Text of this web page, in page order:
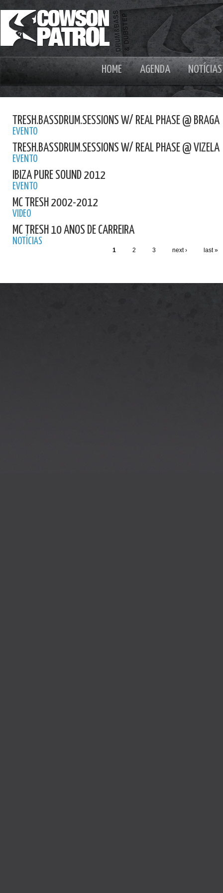
HOME AGENDA NOTÍCIAS
TRESH.BASSDRUM.SESSIONS W/ REAL PHASE @ BRAGA
EVENTO
TRESH.BASSDRUM.SESSIONS W/ REAL PHASE @ VIZELA
EVENTO
IBIZA PURE SOUND 2012
EVENTO
MC TRESH 2002-2012
VIDEO
MC TRESH 10 ANOS DE CARREIRA
NOTÍCIAS
1 2 3 next › last »